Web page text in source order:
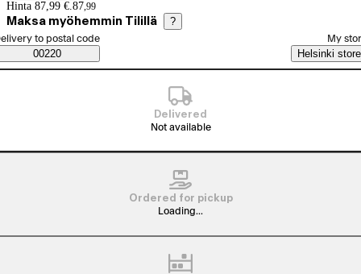
Price details
Hinta 87,99 €. 87,99
Maksa myöhemmin Tilillä ?
Saatavuustiedot
order method
to postal code
00220
My
Helsinki store
Delivered
Not available
Ordered for pickup
Loading...